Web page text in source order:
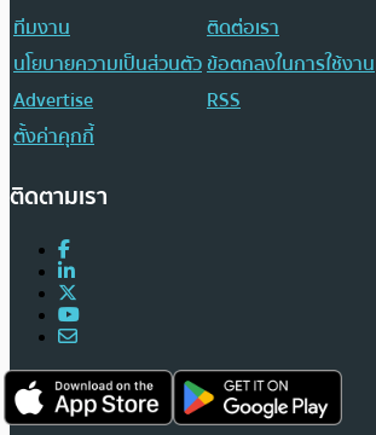
ทีมงาน
ติดต่อเรา
นโยบายความเป็นส่วนตัวข้อตกลงในการใช้งาน
Advertise
RSS
ตั้งค่าคุกกี้
ติดตามเรา